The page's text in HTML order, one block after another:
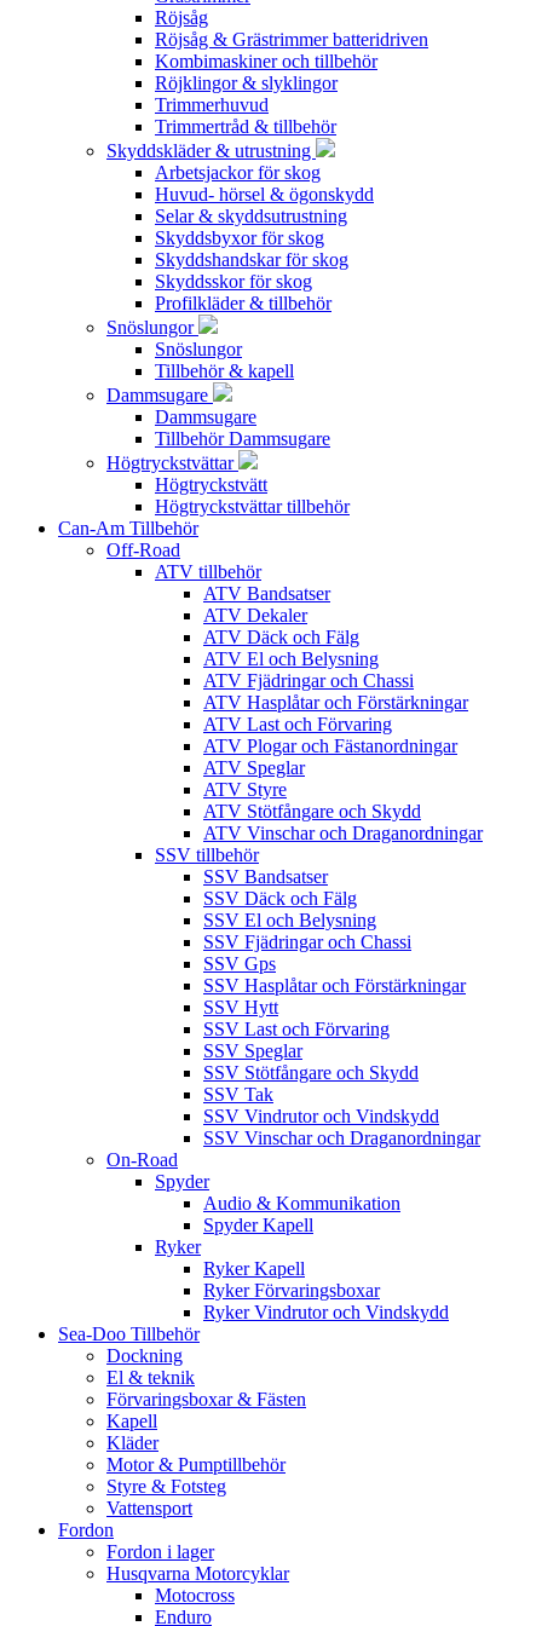
Röjsåg
Röjsåg & Grästrimmer batteridriven
Kombimaskiner och tillbehör
Röjklingor & slyklingor
Trimmerhuvud
Trimmertråd & tillbehör
Skyddskläder & utrustning
Arbetsjackor för skog
Huvud- hörsel & ögonskydd
Selar & skyddsutrustning
Skyddsbyxor för skog
Skyddshandskar för skog
Skyddsskor för skog
Profilkläder & tillbehör
Snöslungor
Snöslungor
Tillbehör & kapell
Dammsugare
Dammsugare
Tillbehör Dammsugare
Högtryckstvättar
Högtryckstvätt
Högtryckstvättar tillbehör
Can-Am Tillbehör
Off-Road
ATV tillbehör
ATV Bandsatser
ATV Dekaler
ATV Däck och Fälg
ATV El och Belysning
ATV Fjädringar och Chassi
ATV Hasplåtar och Förstärkningar
ATV Last och Förvaring
ATV Plogar och Fästanordningar
ATV Speglar
ATV Styre
ATV Stötfångare och Skydd
ATV Vinschar och Draganordningar
SSV tillbehör
SSV Bandsatser
SSV Däck och Fälg
SSV El och Belysning
SSV Fjädringar och Chassi
SSV Gps
SSV Hasplåtar och Förstärkningar
SSV Hytt
SSV Last och Förvaring
SSV Speglar
SSV Stötfångare och Skydd
SSV Tak
SSV Vindrutor och Vindskydd
SSV Vinschar och Draganordningar
On-Road
Spyder
Audio & Kommunikation
Spyder Kapell
Ryker
Ryker Kapell
Ryker Förvaringsboxar
Ryker Vindrutor och Vindskydd
Sea-Doo Tillbehör
Dockning
El & teknik
Förvaringsboxar & Fästen
Kapell
Kläder
Motor & Pumptillbehör
Styre & Fotsteg
Vattensport
Fordon
Fordon i lager
Husqvarna Motorcyklar
Motocross
Enduro